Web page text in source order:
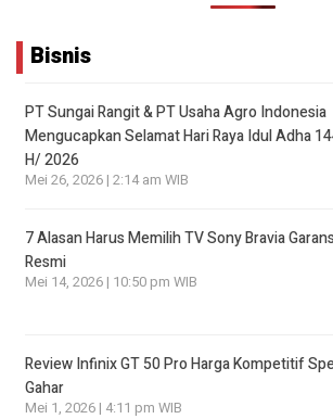
Bisnis
PT Sungai Rangit & PT Usaha Agro Indonesia
Mengucapkan Selamat Hari Raya Idul Adha
H/ 2026
Mei 26, 2026 | 2:14 am WIB
7 Alasan Harus Memilih TV Sony Bravia
Resmi
Mei 14, 2026 | 10:50 pm WIB
Review Infinix GT 50 Pro Harga Kompetitif
Gahar
Mei 1, 2026 | 4:11 pm WIB